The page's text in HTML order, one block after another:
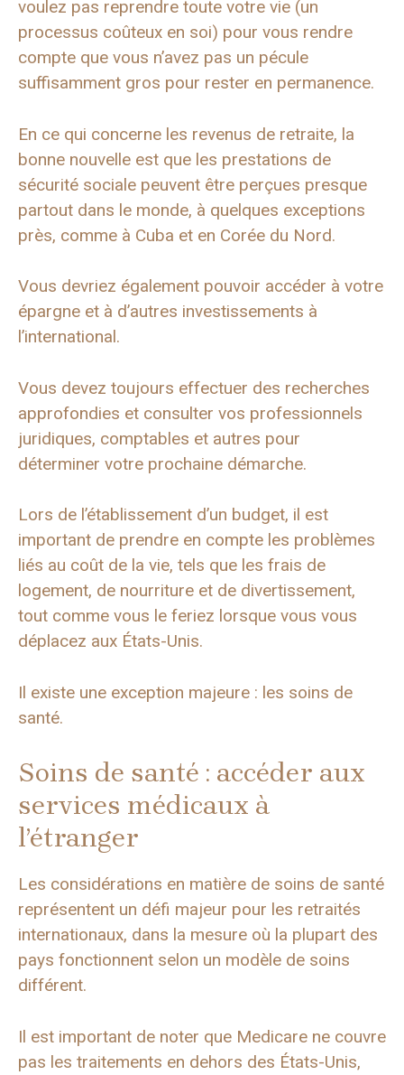
voulez pas reprendre toute votre vie (un
processus coûteux en soi) pour vous rendre
compte que vous n’avez pas un pécule
suffisamment gros pour rester en permanence.
En ce qui concerne les revenus de retraite, la
bonne nouvelle est que les prestations de
sécurité sociale peuvent être perçues presque
partout dans le monde, à quelques exceptions
près, comme à Cuba et en Corée du Nord.
Vous devriez également pouvoir accéder à votre
épargne et à d’autres investissements à
l’international.
Vous devez toujours effectuer des recherches
approfondies et consulter vos professionnels
juridiques, comptables et autres pour
déterminer votre prochaine démarche.
Lors de l’établissement d’un budget, il est
important de prendre en compte les problèmes
liés au coût de la vie, tels que les frais de
logement, de nourriture et de divertissement,
tout comme vous le feriez lorsque vous vous
déplacez aux États-Unis.
Il existe une exception majeure : les soins de
santé.
Soins de santé : accéder aux
services médicaux à
l’étranger
Les considérations en matière de soins de santé
représentent un défi majeur pour les retraités
internationaux, dans la mesure où la plupart des
pays fonctionnent selon un modèle de soins
différent.
Il est important de noter que Medicare ne couvre
pas les traitements en dehors des États-Unis,